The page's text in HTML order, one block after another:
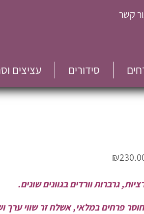
קשר
סידורים עציצים
₪
גרברות וורדים בגוונים שונים.
פרחים במלאי, אשלח זר שווי ערך